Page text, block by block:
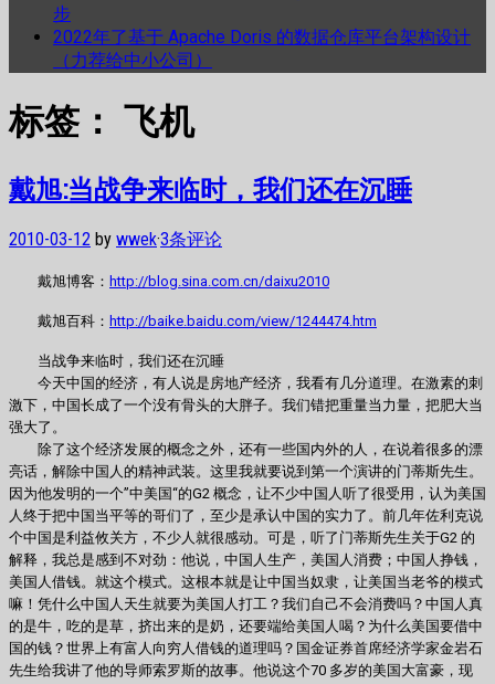
步
2022年了基于 Apache Doris 的数据仓库平台架构设计
（力荐给中小公司）
标签： 飞机
戴旭:当战争来临时，我们还在沉睡
2010-03-12 by wwek·3条评论
戴旭博客： http://blog.sina.com.cn/daixu2010
戴旭百科： http://baike.baidu.com/view/1244474.htm
当战争来临时，我们还在沉睡
今天中国的经济，有人说是房地产经济，我看有几分道理。在激素的刺
激下，中国长成了一个没有骨头的大胖子。我们错把重量当力量，把肥大当
强大了。
除了这个经济发展的概念之外，还有一些国内外的人，在说着很多的漂
亮话，解除中国人的精神武装。这里我就要说到第一个演讲的门蒂斯先生。
因为他发明的一个”中美国“的G2 概念，让不少中国人听了很受用，认为美国
人终于把中国当平等的哥们了，至少是承认中国的实力了。前几年佐利克说
个中国是利益攸关方，不少人就很感动。可是，听了门蒂斯先生关于G2 的
解释，我总是感到不对劲：他说，中国人生产，美国人消费；中国人挣钱，
美国人借钱。就这个模式。这根本就是让中国当奴隶，让美国当老爷的模式
嘛！凭什么中国人天生就要为美国人打工？我们自己不会消费吗？中国人真
的是牛，吃的是草，挤出来的是奶，还要端给美国人喝？为什么美国要借中
国的钱？世界上有富人向穷人借钱的道理吗？国金证券首席经济学家金岩石
先生给我讲了他的导师索罗斯的故事。他说这个70 多岁的美国大富豪，现